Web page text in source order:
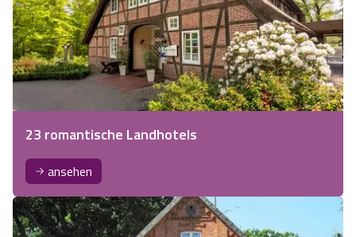
23 romantische Landhotels
ansehen